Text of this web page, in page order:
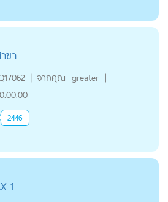
ขา
| จากคุณ greater |
2446
1